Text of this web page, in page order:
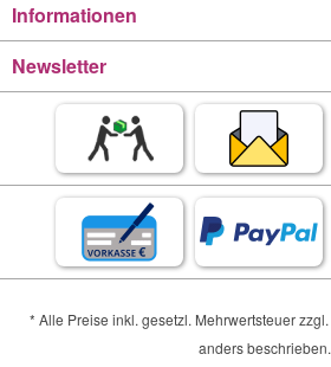
Informationen
Newsletter
* Alle Preise inkl. gesetzl. Mehrwertsteuer zzgl.
anders beschrieben.